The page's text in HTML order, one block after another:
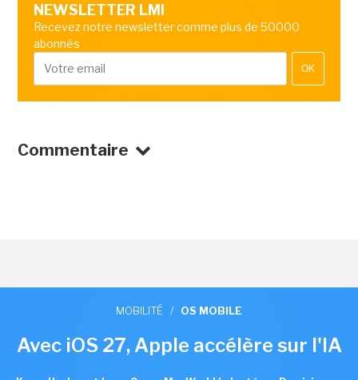
NEWSLETTER LMI
Recevez notre newsletter comme plus de 50000
abonnés
OK
Commentaire
MOBILITÉ / OS MOBILE
Avec iOS 27, Apple accélère sur l'IA